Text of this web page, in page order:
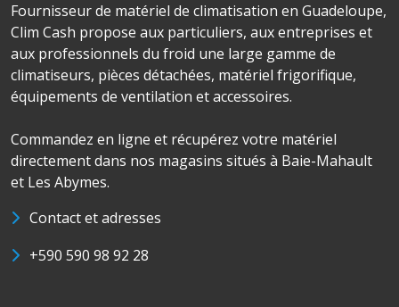
Fournisseur de matériel de climatisation en Guadeloupe,
Clim Cash propose aux particuliers, aux entreprises et
aux professionnels du froid une large gamme de
climatiseurs, pièces détachées, matériel frigorifique,
équipements de ventilation et accessoires.
Commandez en ligne et récupérez votre matériel
directement dans nos magasins situés à Baie-Mahault
et Les Abymes.
Contact et adresses
+590 590 98 92 28